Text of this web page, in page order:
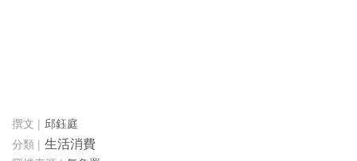
邱鈺庭
生活消費